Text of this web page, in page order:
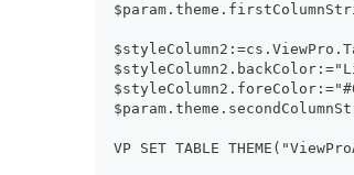
VP SET TABLE